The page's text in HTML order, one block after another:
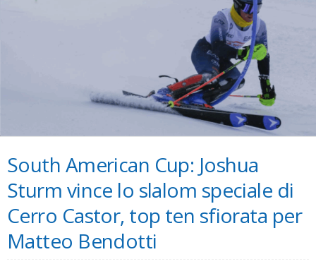
South American Cup: Joshua
Sturm vince lo slalom speciale di
Cerro Castor, top ten sfiorata per
Matteo Bendotti